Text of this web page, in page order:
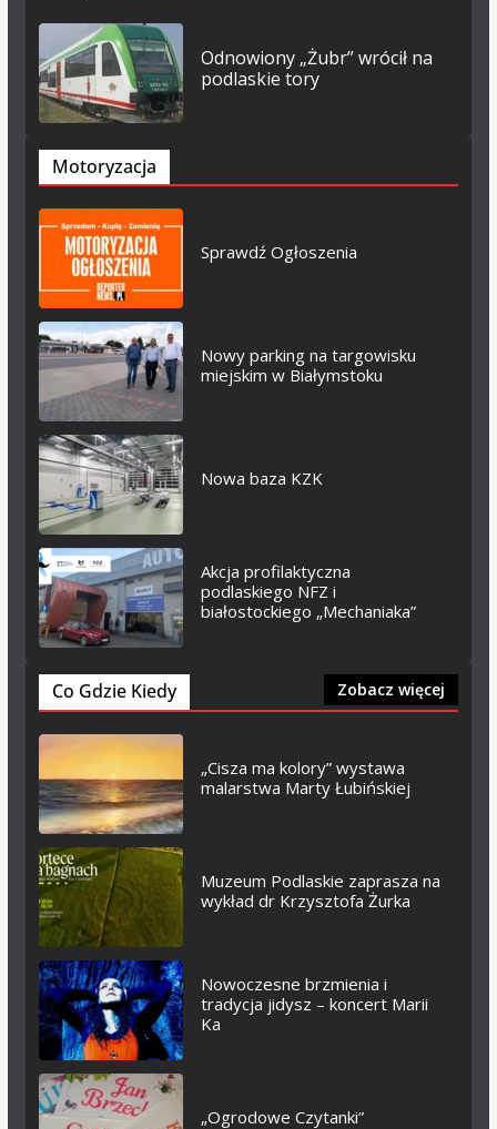
Odnowiony „Żubr” wrócił na
podlaskie tory
Motoryzacja
Sprawdź Ogłoszenia
Nowy parking na targowisku
miejskim w Białymstoku
Nowa baza KZK
Akcja profilaktyczna
podlaskiego NFZ i
białostockiego „Mechaniaka”
Co Gdzie Kiedy Zobacz więcej
„Cisza ma kolory” wystawa
malarstwa Marty Łubińskiej
Muzeum Podlaskie zaprasza na
wykład dr Krzysztofa Żurka
Nowoczesne brzmienia i
tradycja jidysz – koncert Marii
Ka
„Ogrodowe Czytanki”